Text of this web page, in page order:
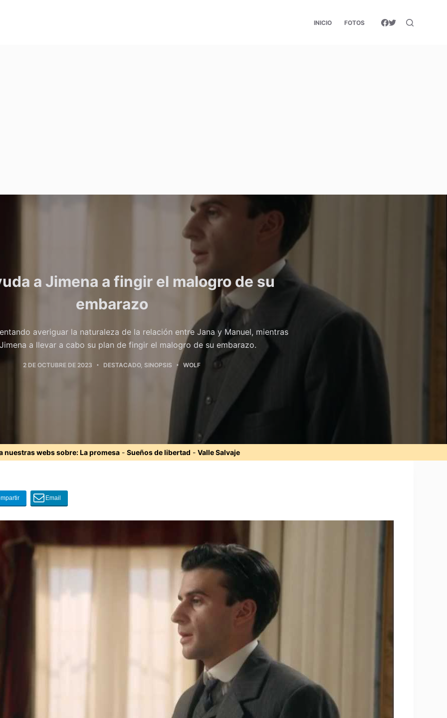
INICIO FOTOS
a Jimena a fingir el malogro de su
embarazo
averiguar la naturaleza de la relación entre Jana y Manuel, mientras
a llevar a cabo su plan de fingir el malogro de su embarazo.
2 DE OCTUBRE DE 2023 DESTACADO, SINOPSIS WOLF
nuestras webs sobre:La promesa - Sueños de libertad - Valle Salvaje